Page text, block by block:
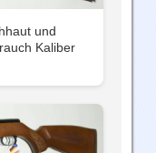
und
Kaliber